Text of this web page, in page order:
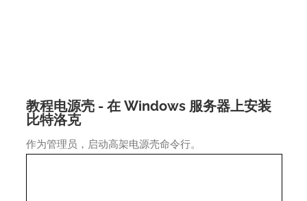
教程电源壳 - 在 Windows 服务器上安装
比特洛克
作为管理员，启动高架电源壳命令行。